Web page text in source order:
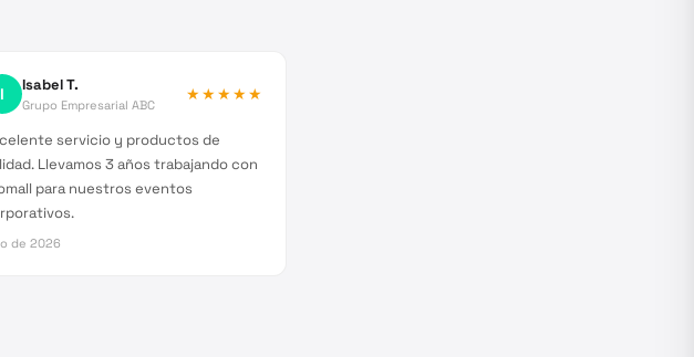
I Isabel T.
Grupo Empresarial ABC
★★★★★
servicio y productos de
Llevamos 3 años trabajando con
para nuestros eventos
de 2026